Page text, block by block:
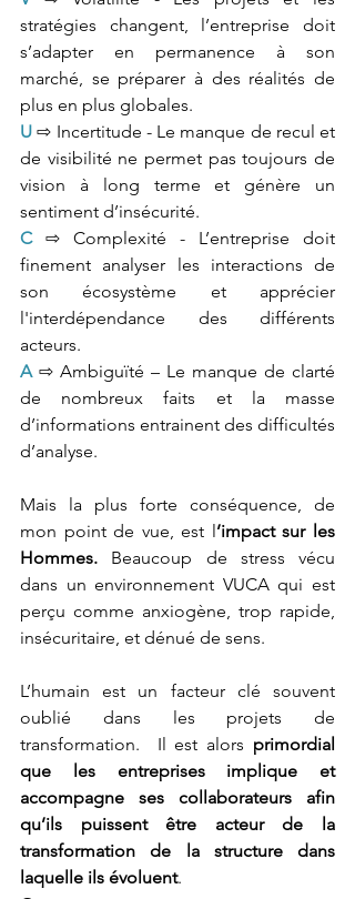
stratégies changent, l’entreprise doit
s’adapter en permanence à son
marché, se préparer à des réalités de
plus en plus globales.
U ⇨ Incertitude - Le manque de recul et
de visibilité ne permet pas toujours de
vision à long terme et génère un
sentiment d’insécurité.
C ⇨ Complexité - L’entreprise doit
finement analyser les interactions de
son écosystème et apprécier
l'interdépendance des différents
acteurs.
A ⇨ Ambiguïté – Le manque de clarté
de nombreux faits et la masse
d’informations entrainent des difficultés
d’analyse.
Mais la plus forte conséquence, de
mon point de vue, est l ’impact sur les
Hommes. Beaucoup de stress vécu
dans un environnement VUCA qui est
perçu comme anxiogène, trop rapide,
insécuritaire, et dénué de sens.
L’humain est un facteur clé souvent
oublié dans les projets de
transformation.  Il est alors primordial
que les entreprises implique et
accompagne ses collaborateurs afin
qu’ils puissent être acteur de la
transformation de la structure dans
laquelle ils évoluent.